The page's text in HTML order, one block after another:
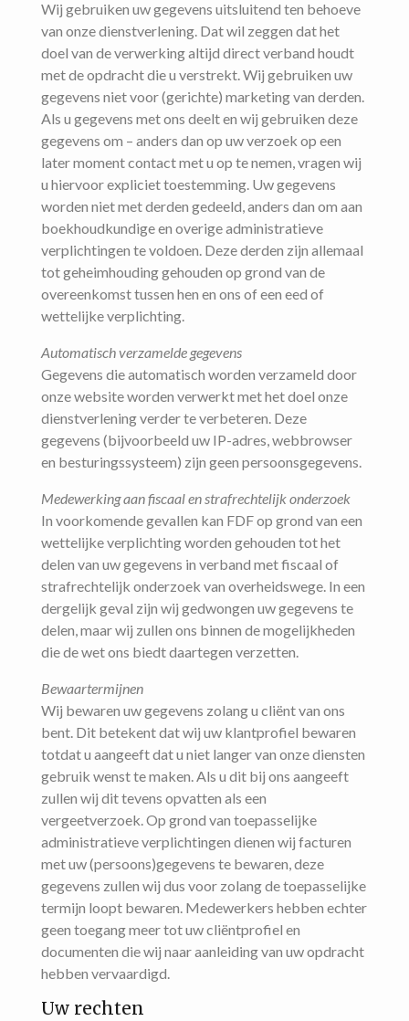
Wij gebruiken uw gegevens uitsluitend ten behoeve
van onze dienstverlening. Dat wil zeggen dat het
doel van de verwerking altijd direct verband houdt
met de opdracht die u verstrekt. Wij gebruiken uw
gegevens niet voor (gerichte) marketing van derden.
Als u gegevens met ons deelt en wij gebruiken deze
gegevens om – anders dan op uw verzoek op een
later moment contact met u op te nemen, vragen wij
u hiervoor expliciet toestemming. Uw gegevens
worden niet met derden gedeeld, anders dan om aan
boekhoudkundige en overige administratieve
verplichtingen te voldoen. Deze derden zijn allemaal
tot geheimhouding gehouden op grond van de
overeenkomst tussen hen en ons of een eed of
wettelijke verplichting.
Automatisch verzamelde gegevens
Gegevens die automatisch worden verzameld door
onze website worden verwerkt met het doel onze
dienstverlening verder te verbeteren. Deze
gegevens (bijvoorbeeld uw IP-adres, webbrowser
en besturingssysteem) zijn geen persoonsgegevens.
Medewerking aan fiscaal en strafrechtelijk onderzoek
In voorkomende gevallen kan FDF op grond van een
wettelijke verplichting worden gehouden tot het
delen van uw gegevens in verband met fiscaal of
strafrechtelijk onderzoek van overheidswege. In een
dergelijk geval zijn wij gedwongen uw gegevens te
delen, maar wij zullen ons binnen de mogelijkheden
die de wet ons biedt daartegen verzetten.
Bewaartermijnen
Wij bewaren uw gegevens zolang u cliënt van ons
bent. Dit betekent dat wij uw klantprofiel bewaren
totdat u aangeeft dat u niet langer van onze diensten
gebruik wenst te maken. Als u dit bij ons aangeeft
zullen wij dit tevens opvatten als een
vergeetverzoek. Op grond van toepasselijke
administratieve verplichtingen dienen wij facturen
met uw (persoons)gegevens te bewaren, deze
gegevens zullen wij dus voor zolang de toepasselijke
termijn loopt bewaren. Medewerkers hebben echter
geen toegang meer tot uw cliëntprofiel en
documenten die wij naar aanleiding van uw opdracht
hebben vervaardigd.
Uw rechten